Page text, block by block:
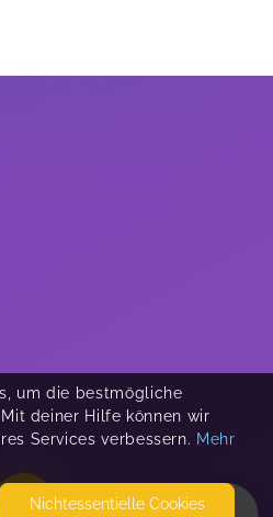
um die bestmögliche
deiner Hilfe können wir
Services verbessern. Mehr
Nicht­essentielle Cookies